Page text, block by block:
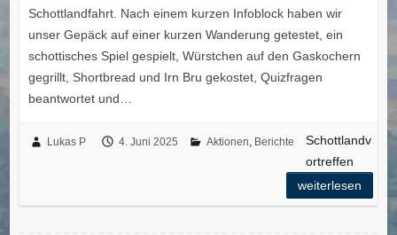
Schottlandfahrt. Nach einem kurzen Infoblock haben wir
unser Gepäck auf einer kurzen Wanderung getestet, ein
schottisches Spiel gespielt, Würstchen auf den Gaskochern
gegrillt, Shortbread und Irn Bru gekostet, Quizfragen
beantwortet und…
Lukas P 4. Juni 2025 Aktionen, Berichte
Schottlandv
ortreffen
weiterlesen